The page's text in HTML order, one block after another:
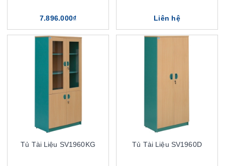
7.896.000₫ Liên hệ
Tủ Tài Liệu SV1960KG Tủ Tài Liệu SV1960D